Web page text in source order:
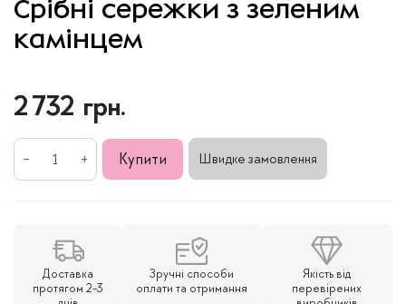
Срібні сережки з зеленим
камінцем
2 732 грн.
сережки
камінцем
кількість
Купити Швидке замовлення
Доставка
протягом 2-3
Зручні способи
оплати та отримання
Якість від
перевірених